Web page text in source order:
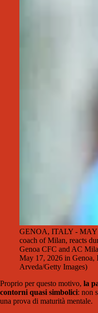
GENOA, ITALY - MAY
coach of Milan, reacts
Genoa CFC and AC
May 17, 2026 in Genoa,
Arveda/Getty Images)
Proprio per questo motivo, la
contorni quasi simbolici: non
una prova di maturità mentale.